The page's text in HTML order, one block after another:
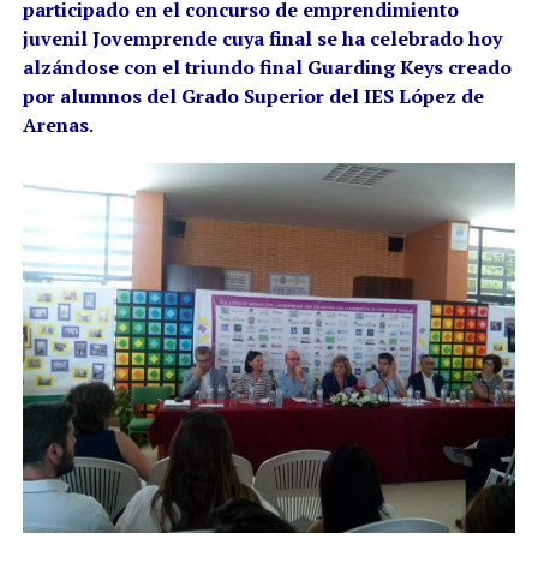
participado en el concurso de emprendimiento
juvenil Jovemprende cuya final se ha celebrado hoy
alzándose con el triundo final Guarding Keys creado
por alumnos del Grado Superior del IES López de
Arenas.